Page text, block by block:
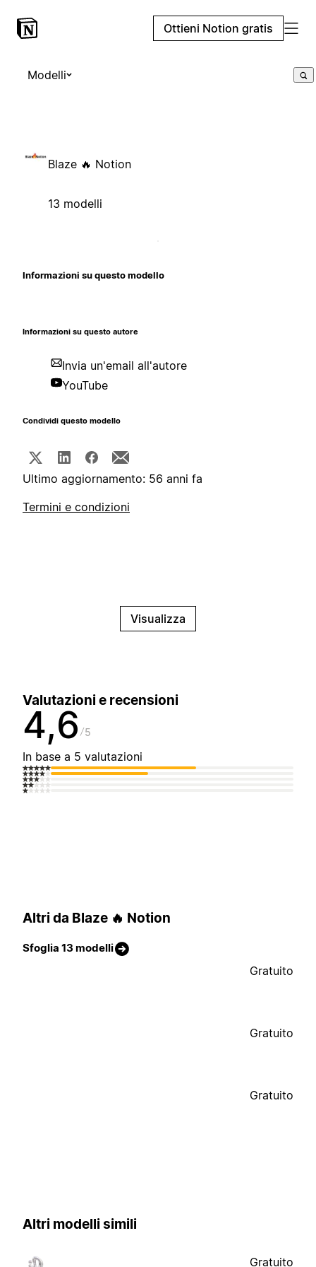
Ottieni Notion gratis
Modelli
Blaze 🔥 Notion
13 modelli
Informazioni su questo modello
Informazioni su questo autore
Invia un'email all'autore
YouTube
Condividi questo modello
Ultimo aggiornamento: 56 anni fa
Termini e condizioni
Visualizza
Valutazioni e recensioni
4,6 5
In base a 5 valutazioni
Altri da Blaze 🔥 Notion
Sfoglia 13 modelli
Gratuito
Gratuito
Gratuito
Altri modelli simili
Gratuito